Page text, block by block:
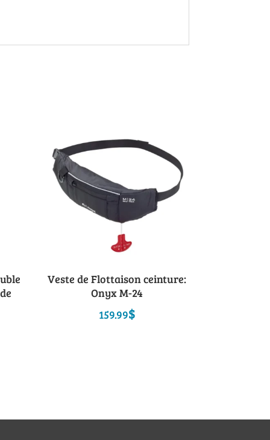
Veste de Flottaison ceinture:
Onyx M-24
159.99$